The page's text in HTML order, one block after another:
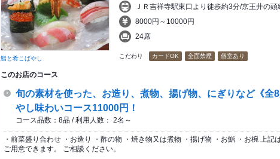
鮨と肴こばやし
ＪＲ吉祥寺駅東口より徒歩約3分/京王井の
8000円～10000円
24席
こだわり カードOK 全面禁煙 個室あり
このお店のコース
旬の素材を使った、お造り、煮物、揚げ物、にぎりなど《全
やし味わいコース11000円！
コース品数：8品 / 利用人数： 2名～
・前菜盛り合わせ ・お造り ・酢の物 ・焼き物又は煮物 ・揚げ物 ・お鮨 ・お椀 上記
ご用意できます。 ご相談ください。